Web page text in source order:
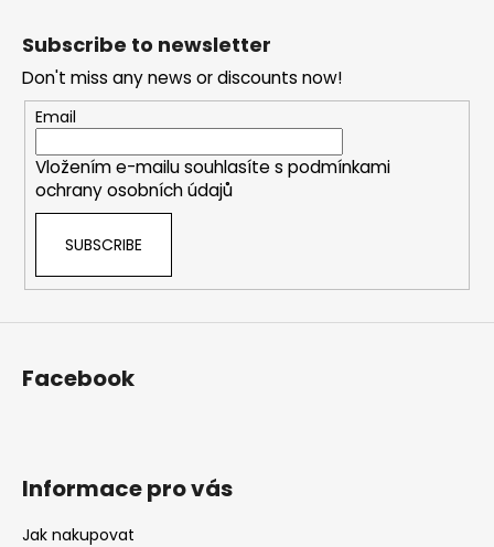
t
i
n
g
c
o
n
s
Subscribe to newsletter
Don't miss any news or discounts now!
Email
Vložením e-mailu souhlasíte s podmínkami
ochrany osobních údajů
SUBSCRIBE
Facebook
Informace pro vás
Jak nakupovat